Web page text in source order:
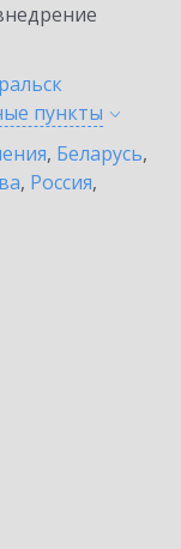
пункты
, Беларусь,
, Россия,